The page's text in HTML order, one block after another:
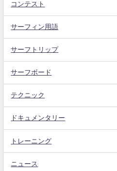
コンテスト
サーフィン用語
サーフトリップ
サーフボード
テクニック
ドキュメンタリー
トレーニング
ニュース